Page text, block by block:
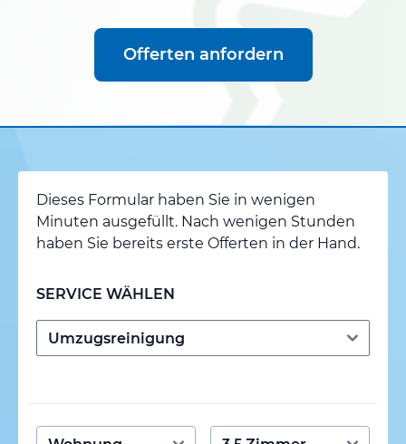
Offerten anfordern
Dieses Formular haben Sie in wenigen
Minuten ausgefüllt. Nach wenigen Stunden
haben Sie bereits erste Offerten in der Hand.
SERVICE WÄHLEN